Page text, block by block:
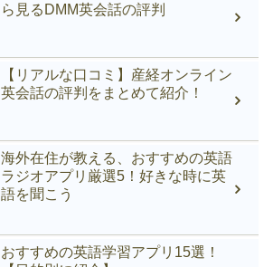
ら見るDMM英会話の評判
【リアルな口コミ】産経オンライン
英会話の評判をまとめて紹介！
海外在住が教える、おすすめの英語
ラジオアプリ厳選5！好きな時に英
語を聞こう
おすすめの英語学習アプリ15選！